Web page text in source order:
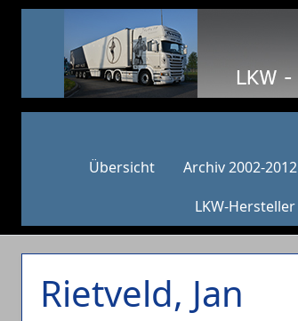
Übersicht Archiv 2002-2012
LKW-Hersteller
Rietveld, Jan